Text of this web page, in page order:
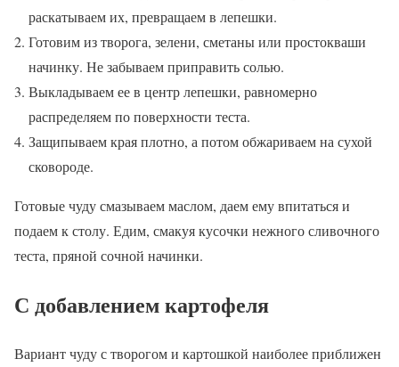
раскатываем их, превращаем в лепешки.
Готовим из творога, зелени, сметаны или простокваши
начинку. Не забываем приправить солью.
Выкладываем ее в центр лепешки, равномерно
распределяем по поверхности теста.
Защипываем края плотно, а потом обжариваем на сухой
сковороде.
Готовые чуду смазываем маслом, даем ему впитаться и
подаем к столу. Едим, смакуя кусочки нежного сливочного
теста, пряной сочной начинки.
С добавлением картофеля
Вариант чуду с творогом и картошкой наиболее приближен